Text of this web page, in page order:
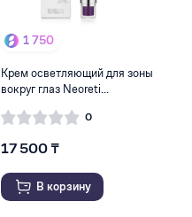
1 750
Крем осветляющий для зоны
вокруг глаз Neoreti...
0
17 500 ₸
В корзину